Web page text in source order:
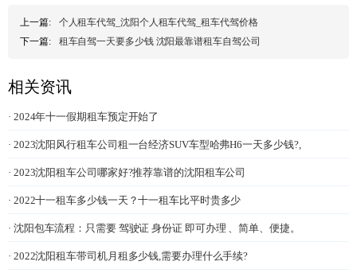
上一篇:
个人租车代驾_沈阳个人租车代驾_租车代驾价格
下一篇:
租车自驾一天要多少钱 沈阳最靠谱租车自驾公司
相关资讯
· 2024年十一假期租车预定开始了
· 2023沈阳风行租车公司租一台经济SUV车型哈弗H6一天多少钱?,
· 2023沈阳租车公司哪家好?推荐靠谱的沈阳租车公司
· 2022十一租车多少钱一天？十一租车比平时贵多少
· 沈阳包车流程：只需要 驾驶证 身份证 即可办理 、简单、便捷。
· 2022沈阳租车带司机月租多少钱,需要办理什么手续?